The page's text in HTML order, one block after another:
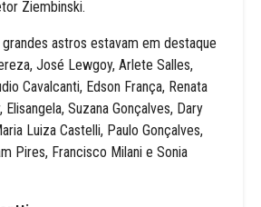
Ziembinski.
astros estavam em destaque
José Lewgoy, Arlete Salles,
Cavalcanti, Edson França, Renata
Suzana Gonçalves, Dary
Luiza Castelli, Paulo Gonçalves,
Pires, Francisco Milani e Sonia